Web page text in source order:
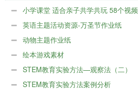
小学课堂 适合亲子共学共玩 58个视频
英语主题活动资源-万圣节作业纸
动物主题作业纸
绘本游戏素材
STEM教育实验方法—观察法（二）
STEM教育实验方法案例分析